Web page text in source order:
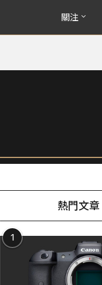
關注
熱門文章
1